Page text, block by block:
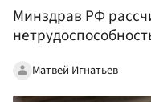
Минздрав РФ
Матвей Игнатьев